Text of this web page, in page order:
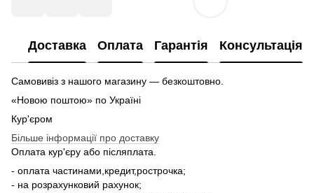
Доставка Оплата Гарантія Консультація
Самовивіз з нашого магазину — безкоштовно.
«Новою поштою» по Україні
Кур'єром
Більше інформації про доставку
Оплата кур'єру або післяплата.
- оплата частинами,кредит,рострочка;
- на розрахунковий рахунок;